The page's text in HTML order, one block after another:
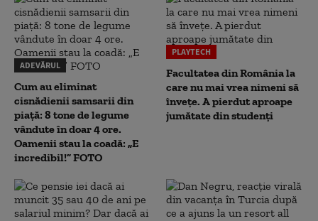
ADEVĂRUL
Cum au eliminat
cisnădienii samsarii din
piață: 8 tone de legume
vândute în doar 4 ore.
Oamenii stau la coadă: „E
incredibil!” FOTO
PLAYTECH
Facultatea din România la
care nu mai vrea nimeni să
înveţe. A pierdut aproape
jumătate din studenţi